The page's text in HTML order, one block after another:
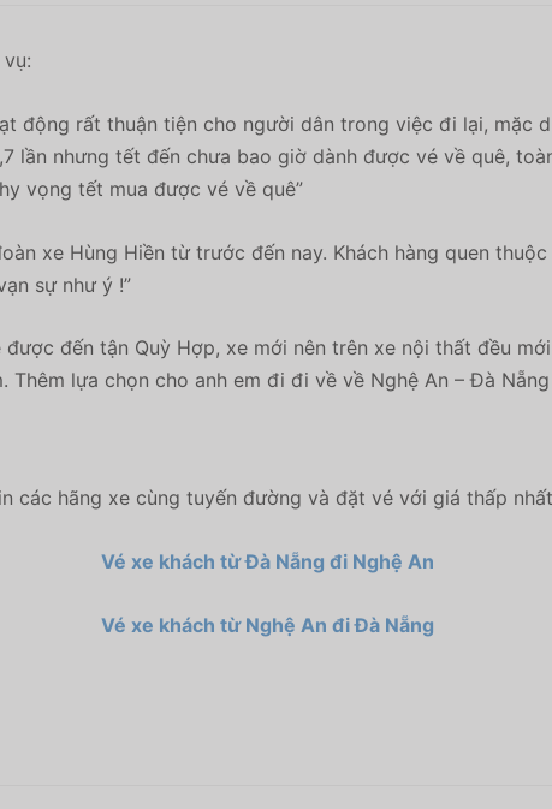
động rất thuận tiện cho người dân trong việc đi lại, mặc
lần nhưng tết đến chưa bao giờ dành được vé về quê,
vọng tết mua được vé về quê”
xe Hùng Hiền từ trước đến nay. Khách hàng quen
sự như ý !”
được đến tận Quỳ Hợp, xe mới nên trên xe nội thất đều
lựa chọn cho anh em đi đi về về Nghệ An – Đà Nẵng
các hãng xe cùng tuyến đường và đặt vé với giá thấp
Vé xe khách từ Đà Nẵng đi Nghệ An
Vé xe khách từ Nghệ An đi Đà Nẵng